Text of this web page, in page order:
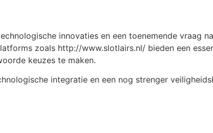
innovaties en een toenemende vraag
zoals http://www.slotlairs.nl/ bieden een
keuzes te maken.
integratie en een nog strenger